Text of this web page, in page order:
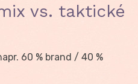
vs. taktické
60 % brand / 40 %